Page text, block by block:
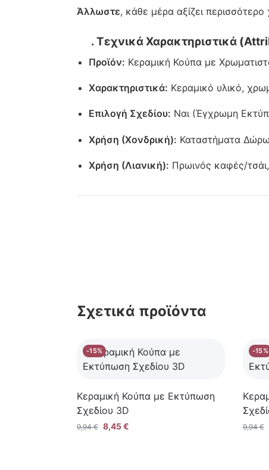
Άλλωστε, κάθε μέρα αξίζει
. Τεχνικά Χαρακτηριστικά
Προϊόν: Κεραμική Κούπα με
Χαρακτηριστικά: Κεραμικό υλικό,
Επιλογή Σχεδίου: Ναι (Έγχρωμη
Χρήση (Χονδρική): Καταστήματα
Χρήση (Λιανική): Πρωινός καφές/
Σχετικά προϊόντα
-15%
Κεραμική Κούπα με Εκτύπωση
Σχεδίου 3D
9,94€ 8,45€
-15%
9,94€